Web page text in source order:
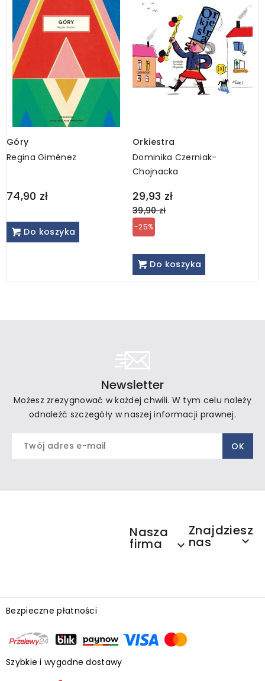
Góry
Regina Giménez
74,90 zł
Do koszyka
Orkiestra
Dominika Czerniak-
Chojnacka
29,93 zł
Regular
price
39,90 zł
-25%
Do koszyka
Newsletter
Możesz zrezygnować w każdej chwili. W tym celu należy
odnaleźć szczegóły w naszej informacji prawnej.
Nasza
firma 
Znajdziesz
nas 
Bezpieczne płatności
Szybkie i wygodne dostawy